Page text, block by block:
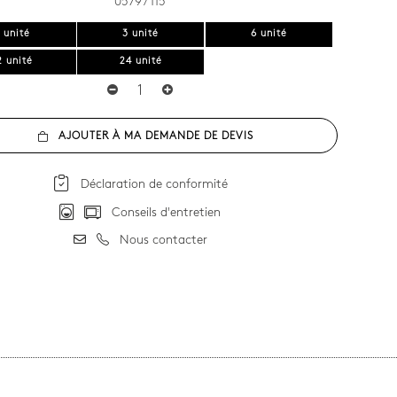
unité 3 unité 6 unité
unité 24 unité
AJOUTER À MA DEMANDE DE DEVIS
Déclaration de conformité
Conseils d'entretien
Nous contacter